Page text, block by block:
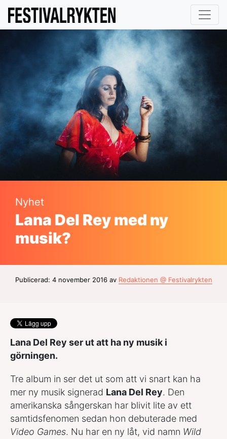
Nyhet
Lana Del Rey med ny
musik?
Publicerad: 4 november 2016 av Redaktionen @ Festivalrykten
Lana Del Rey ser ut att ha ny musik i
görningen.
Tre album in ser det ut som att vi snart kan ha
mer ny musik signerad Lana Del Rey. Den
amerikanska sångerskan har blivit lite av ett
samtidsfenomen sedan hon debuterade med
Video Games. Nu har en ny låt, vid namn Wild